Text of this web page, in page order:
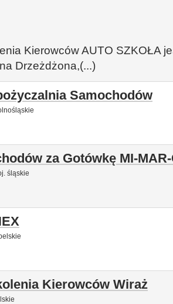
Kierowców AUTO SZKOŁA
Drzeżdżona,(...)
Samochodów
za Gotówkę MI-
śląskie
Kierowców Wiraż